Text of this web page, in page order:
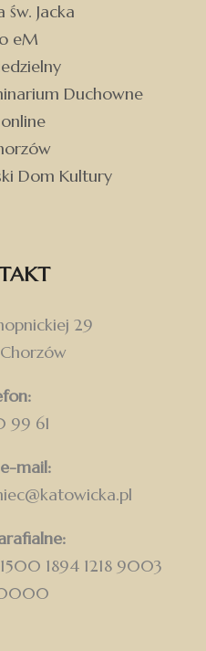
św. Jacka
eM
Duchowne
Dom Kultury
29
99 61
mail:
1894 1218 9003
0000